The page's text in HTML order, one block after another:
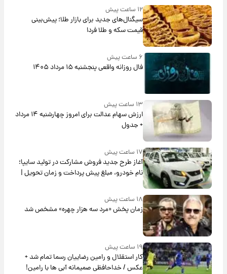
۱۲ ساعت پیش
سیگنال‌های جدید برای بازار طلا؛ پیش‌بینی
قیمت سکه و طلا فردا
۶ ساعت پیش
فال روزانه واقعی پنجشنبه ۱۵ مرداد ۱۴۰۵
۱۳ ساعت پیش
ارزش سهام عدالت برای امروز چهارشنبه ۱۴ مرداد
+ جدول
۱۷ ساعت پیش
آغاز طرح جدید فروش مشارکت در تولید سایپا؛
نام خودرو، مبلغ پیش پرداخت و زمان تحویل |
سود مشارکت چند درصد است؟
۱۸ ساعت پیش
زمان پخش «مرد سه هزار چهره» مشخص شد
۱۹ ساعت پیش
کار استقلال و رامین رضاییان رسما تمام شد +
عکس / خداحافظی صمیمانه آبی ها با رامین!